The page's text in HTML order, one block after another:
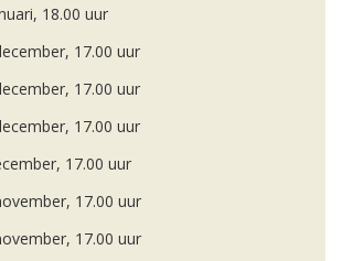
18.00 uur
17.00 uur
17.00 uur
17.00 uur
17.00 uur
17.00 uur
17.00 uur